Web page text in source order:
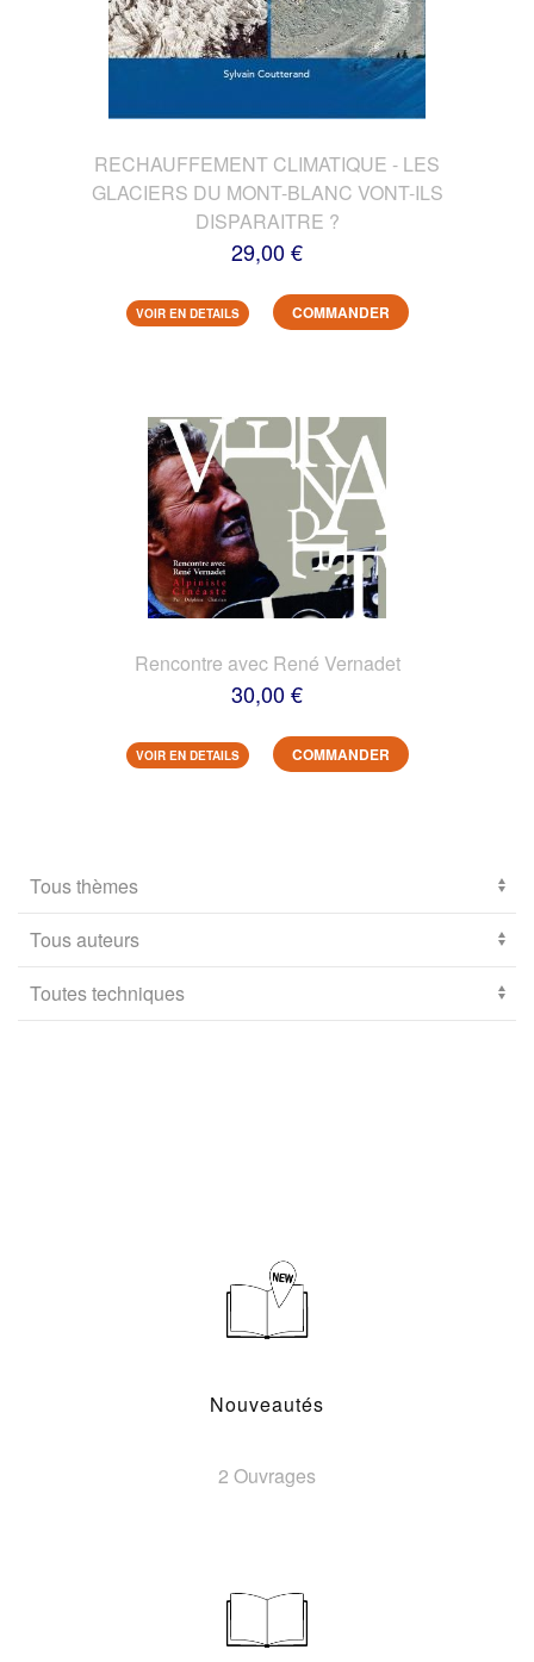
RECHAUFFEMENT CLIMATIQUE - LES
GLACIERS DU MONT-BLANC VONT-ILS
DISPARAITRE ?
29,00 €
VOIR EN DETAILS COMMANDER
Rencontre avec René Vernadet
30,00 €
VOIR EN DETAILS COMMANDER
Nouveautés
2 Ouvrages